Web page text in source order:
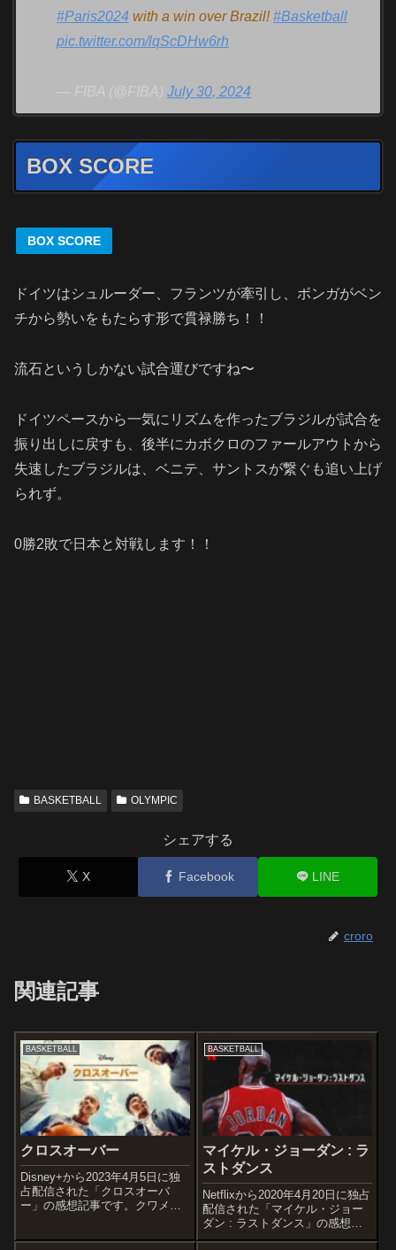
#Paris2024 with a win over Brazil!#Basketball
pic.twitter.com/lqScDHw6rh
— FIBA (@FIBA) July 30, 2024
BOX SCORE
BOX SCORE
ドイツはシュルーダー、フランツが牽引し、ボンガがベン
チから勢いをもたらす形で貫禄勝ち！！
流石というしかない試合運びですね〜
ドイツペースから一気にリズムを作ったブラジルが試合を
振り出しに戻すも、後半にカボクロのファールアウトから
失速したブラジルは、ベニテ、サントスが繋ぐも追い上げ
られず。
0勝2敗で日本と対戦します！！
BASKETBALL OLYMPIC
シェアする
X Facebook LINE
croro
関連記事
BASKETBALL
クロスオーバー
Disney+から2023年4月5日に独
占配信された「クロスオーバ
ー」の感想記事です。クワメ・
BASKETBALL
マイケル・ジョーダン : ラ
ストダンス
Netflixから2020年4月20日に独占
配信された「マイケル・ジョー
ダン : ラストダンス」の感想記
事です。「バスケの神様」と呼